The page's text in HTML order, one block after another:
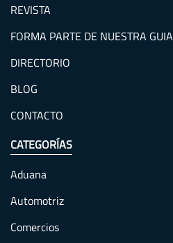
REVISTA
FORMA PARTE DE NUESTRA GUIA
DIRECTORIO
BLOG
CONTACTO
CATEGORÍAS
Aduana
Automotriz
Comercios